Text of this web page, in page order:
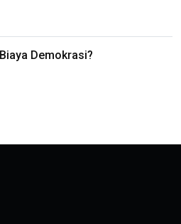
Demokrasi?